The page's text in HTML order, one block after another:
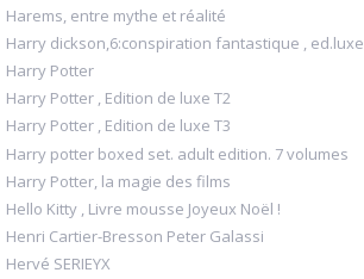
Harems, entre mythe et réalité
Harry dickson,6:conspiration fantastique , ed.luxe
Harry Potter
Harry Potter , Edition de luxe T2
Harry Potter , Edition de luxe T3
Harry potter boxed set. adult edition. 7 volumes
Harry Potter, la magie des films
Hello Kitty , Livre mousse Joyeux Noël !
Henri Cartier-Bresson Peter Galassi
Hervé SERIEYX